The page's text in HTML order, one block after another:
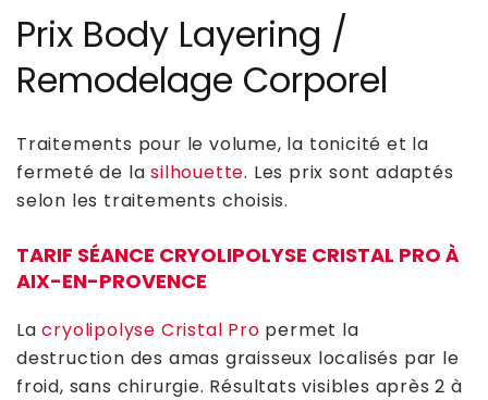
Prix Body Layering /
Remodelage Corporel
Traitements pour le volume, la tonicité et la
fermeté de lasilhouette. Les prix sont adaptés
selon les traitements choisis.
TARIF SÉANCE CRYOLIPOLYSE CRISTAL PRO À
AIX-EN-PROVENCE
Lacryolipolyse Cristal Pro permet la
destruction des amas graisseux localisés par le
froid, sans chirurgie. Résultats visibles après 2 à